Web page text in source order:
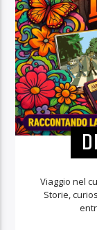
Viaggio nel
Storie,